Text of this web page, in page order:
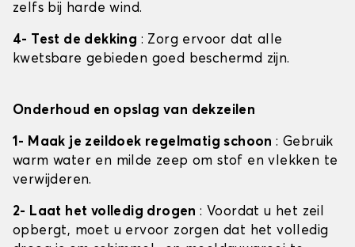
zelfs bij harde wind.
4- Test de dekking : Zorg ervoor dat alle
kwetsbare gebieden goed beschermd zijn.
Onderhoud en opslag van dekzeilen
1- Maak je zeildoek regelmatig schoon: Gebruik
warm water en milde zeep om stof en vlekken te
verwijderen.
2- Laat het volledig drogen: Voordat u het zeil
opbergt, moet u ervoor zorgen dat het volledig